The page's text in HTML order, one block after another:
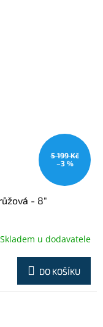
5 199 Kč
–3 %
- 8"
Skladem u dodavatele
DO KOŠÍKU